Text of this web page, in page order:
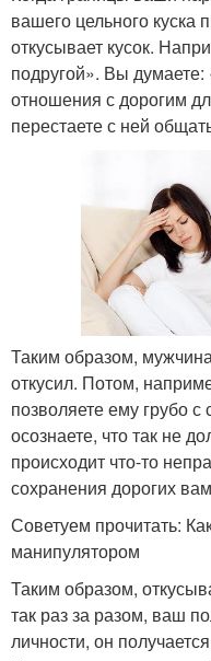
вашего цельного куска
откусывает кусок.
подругой». Вы думаете:
отношения с дорогим
перестаете с ней
Таким образом,
откусил. Потом,
позволяете ему грубо с
осознаете, что так не
происходит что-то
сохранения дорогих
Советуем прочитать:
манипулятором
Таким образом,
так раз за разом, ваш
личности, он